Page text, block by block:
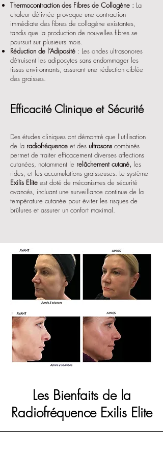
Thermocontraction des Fibres de Collagène : La
chaleur délivrée provoque une contraction
immédiate des fibres de collagène existantes,
tandis que la production de nouvelles fibres se
poursuit sur plusieurs mois.
Réduction de l’Adiposité : Les ondes ultrasonores
détruisent les adipocytes sans endommager les
tissus environnants, assurant une réduction ciblée
des graisses.
Efficacité Clinique et Sécurité
Des études cliniques ont démontré que l'utilisation
de la radiofréquence et des ultrasons combinés
permet de traiter efficacement diverses affections
cutanées, notamment le relâchement cutané, les
rides, et les accumulations graisseuses. Le système
Exilis Elite est doté de mécanismes de sécurité
avancés, incluant une surveillance continue de la
température cutanée pour éviter les risques de
brûlures et assurer un confort maximal.
Les Bienfaits de la
Radiofréquence Exilis Elite